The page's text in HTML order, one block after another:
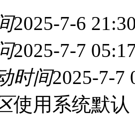
2025-7-6
2025-7-7
时间2025-7-7
使用系统默认